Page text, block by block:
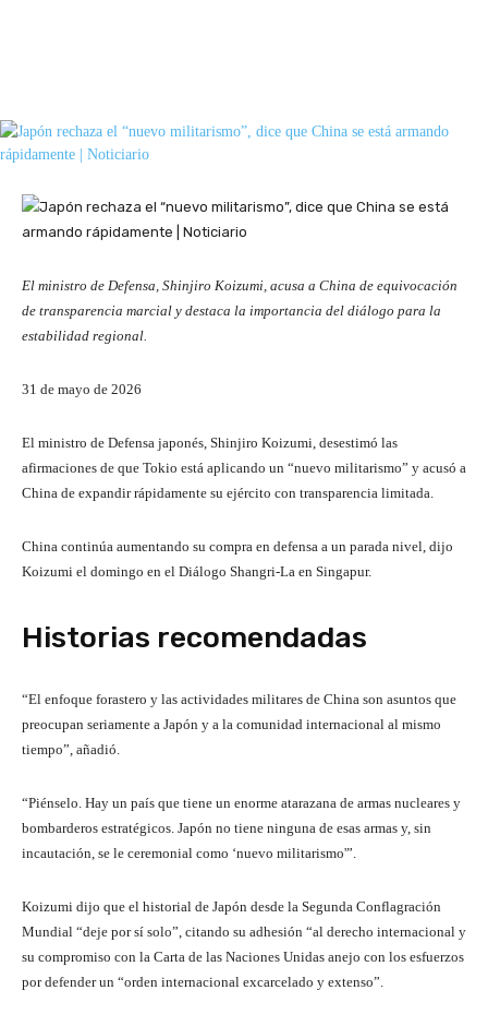
El ministro de Defensa, Shinjiro Koizumi, acusa a China de equivocación
de transparencia marcial y destaca la importancia del diálogo para la
estabilidad regional.
P
b
l
i
a
d
2
0
2
6
31 de mayo de 2026
El ministro de Defensa japonés, Shinjiro Koizumi, desestimó las
afirmaciones de que Tokio está aplicando un “nuevo militarismo” y acusó a
China de expandir rápidamente su ejército con transparencia limitada.
China continúa aumentando su compra en defensa a un parada nivel, dijo
Koizumi el domingo en el Diálogo Shangri-La en Singapur.
Historias recomendadas
r
g
e
f
n
t
“El enfoque forastero y las actividades militares de China son asuntos que
preocupan seriamente a Japón y a la comunidad internacional al mismo
tiempo”, añadió.
“Piénselo. Hay un país que tiene un enorme atarazana de armas nucleares y
bombarderos estratégicos. Japón no tiene ninguna de esas armas y, sin
incautación, se le ceremonial como ‘nuevo militarismo'”.
Koizumi dijo que el historial de Japón desde la Segunda Conflagración
Mundial “deje por sí solo”, citando su adhesión “al derecho internacional y
su compromiso con la Carta de las Naciones Unidas anejo con los esfuerzos
por defender un “orden internacional excarcelado y extenso”.